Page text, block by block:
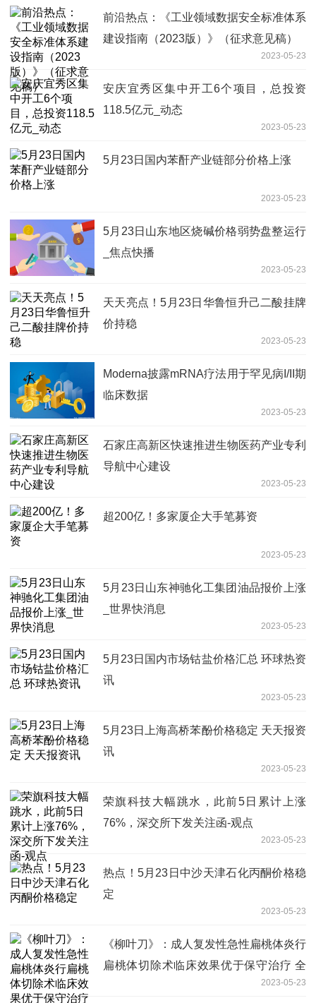
前沿热点：《工业领域数据安全标准体系
建设指南（2023版）》（征求意见稿）
2023-05-23
安庆宜秀区集中开工6个项目，总投资
118.5亿元_动态
2023-05-23
5月23日国内苯酐产业链部分价格上涨
2023-05-23
5月23日山东地区烧碱价格弱势盘整运行
_焦点快播
2023-05-23
天天亮点！5月23日华鲁恒升己二酸挂牌
价持稳
2023-05-23
Moderna披露mRNA疗法用于罕见病I/II期
临床数据
2023-05-23
石家庄高新区快速推进生物医药产业专利
导航中心建设
2023-05-23
超200亿！多家厦企大手笔募资
2023-05-23
5月23日山东神驰化工集团油品报价上涨
_世界快消息
2023-05-23
5月23日国内市场钴盐价格汇总 环球热资
讯
2023-05-23
5月23日上海高桥苯酚价格稳定 天天报资
讯
2023-05-23
荣旗科技大幅跳水，此前5日累计上涨
76%，深交所下发关注函-观点
2023-05-23
热点！5月23日中沙天津石化丙酮价格稳
定
2023-05-23
《柳叶刀》：成人复发性急性扁桃体炎行
扁桃体切除术临床效果优于保守治疗 全
2023-05-23